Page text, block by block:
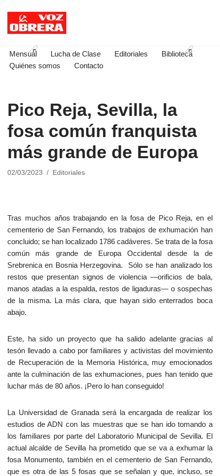
Saltar
contenido
Mensual Lucha de Clase Editoriales
Biblioteca
Quiénes somos
Contacto
Pico Reja, Sevilla, la
fosa común franquista
más grande de Europa
02/03/2023 Editoriales
Tras muchos años trabajando en la fosa de Pico Reja, en el
cementerio de San Fernando, los trabajos de exhumación han
concluido; se han localizado 1786 cadáveres. Se trata de la fosa
común más grande de Europa Occidental desde la de
Srebrenica en Bosnia Herzegovina. Sólo se han analizado los
restos que presentan signos de violencia —orificios de bala,
manos atadas a la espalda, restos de ligaduras— o sospechas
de la misma. La más clara, que hayan sido enterrados boca
abajo.
Este, ha sido un proyecto que ha salido adelante gracias al
tesón llevado a cabo por familiares y activistas del movimiento
de Recuperación de la Memoria Histórica, muy emocionados
ante la culminación de las exhumaciones, pues han tenido que
luchar más de 80 años. ¡Pero lo han conseguido!
La Universidad de Granada será la encargada de realizar los
estudios de ADN con las muestras que se han ido tomando a
los familiares por parte del Laboratorio Municipal de Sevilla. El
actual alcalde de Sevilla ha prometido que se va a exhumar la
fosa Monumento, también en el cementerio de San Fernando,
que es otra de las 5 fosas que se señalan y que, incluso, se